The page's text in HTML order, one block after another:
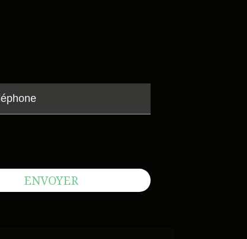
ENVOYER